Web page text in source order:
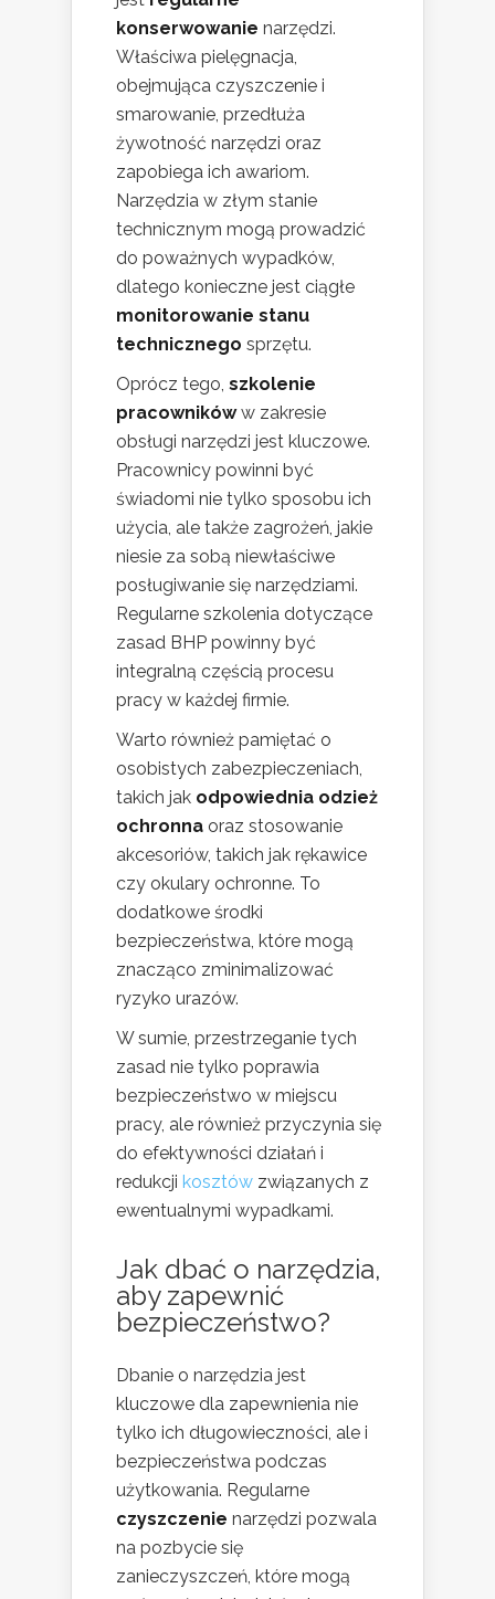
konserwowanie narzędzi.
Właściwa pielęgnacja,
obejmująca czyszczenie i
smarowanie, przedłuża
żywotność narzędzi oraz
zapobiega ich awariom.
Narzędzia w złym stanie
technicznym mogą prowadzić
do poważnych wypadków,
dlatego konieczne jest ciągłe
monitorowanie stanu
technicznego sprzętu.
Oprócz tego, szkolenie
pracownikóww zakresie
obsługi narzędzi jest kluczowe.
Pracownicy powinni być
świadomi nie tylko sposobu ich
użycia, ale także zagrożeń, jakie
niesie za sobą niewłaściwe
posługiwanie się narzędziami.
Regularne szkolenia dotyczące
zasad BHP powinny być
integralną częścią procesu
pracy w każdej firmie.
Warto również pamiętać o
osobistych zabezpieczeniach,
takich jak odpowiednia odzież
ochronna oraz stosowanie
akcesoriów, takich jak rękawice
czy okulary ochronne. To
dodatkowe środki
bezpieczeństwa, które mogą
znacząco zminimalizować
ryzyko urazów.
W sumie, przestrzeganie tych
zasad nie tylko poprawia
bezpieczeństwo w miejscu
pracy, ale również przyczynia się
do efektywności działań i
redukcji kosztów związanych z
ewentualnymi wypadkami.
Jak dbać o narzędzia,
aby zapewnić
bezpieczeństwo?
Dbanie o narzędzia jest
kluczowe dla zapewnienia nie
tylko ich długowieczności, ale i
bezpieczeństwa podczas
użytkowania. Regularne
czyszczenie narzędzi pozwala
na pozbycie się
zanieczyszczeń, które mogą